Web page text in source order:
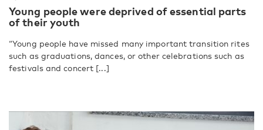
Young people were deprived of essential parts
of their youth
“Young people have missed many important transition rites
such as graduations, dances, or other celebrations such as
festivals and concert [...]